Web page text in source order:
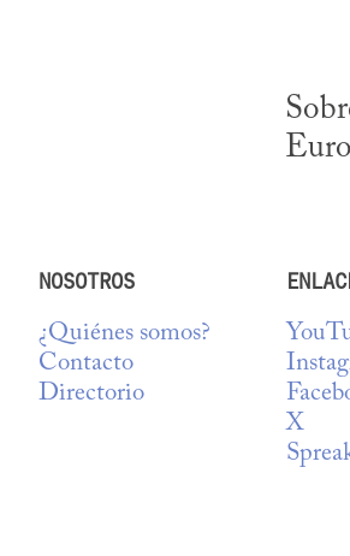
NOSOTROS
¿Quiénes somos?
Contacto
Directorio
X